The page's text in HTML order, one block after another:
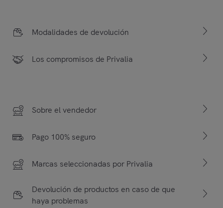
Modalidades de devolución
Los compromisos de Privalia
Sobre el vendedor
Pago 100% seguro
Marcas seleccionadas por Privalia
Devolución de productos en caso de que
haya problemas